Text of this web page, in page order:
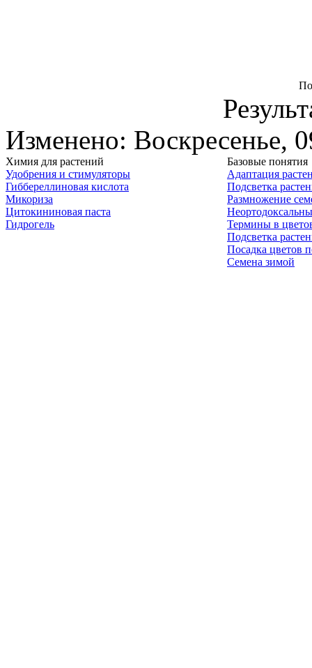
Изменено: Воскресенье,
Химия для растений
Удобрения и стимуляторы
Гиббереллиновая кислота
Микориза
Цитокининовая паста
Гидрогель
Базовые понятия
Адаптация
Подсветка
Размножение
Термины в
Подсветка
Посадка цветов
Семена зимой